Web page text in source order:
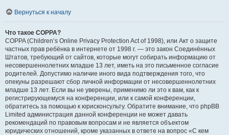
Вернуться к началу
Что такое COPPA?
COPPA (Children’s Online Privacy Protection Act of 1998), или Акт о защите
частных прав ребёнка в интернете от 1998 г. — это закон Соединённых
Штатов, требующий от сайтов, которые могут собирать информацию от
несовершеннолетних младше 13 лет, иметь на это письменное согласие
родителей. Допустимо наличие иного вида подтверждения того, что
опекуны разрешают сбор личной информации от несовершеннолетних
младше 13 лет. Если вы не уверены, применимо ли это к вам, как к
регистрирующемуся на конференции, или к самой конференции,
обратитесь за помощью к юрисконсульту. Обратите внимание, что phpBB
Limited администрация данной конференции не может давать
рекомендаций по правовым вопросам и не является объектом
юридических отношений, кроме указанных в ответе на вопрос «С кем